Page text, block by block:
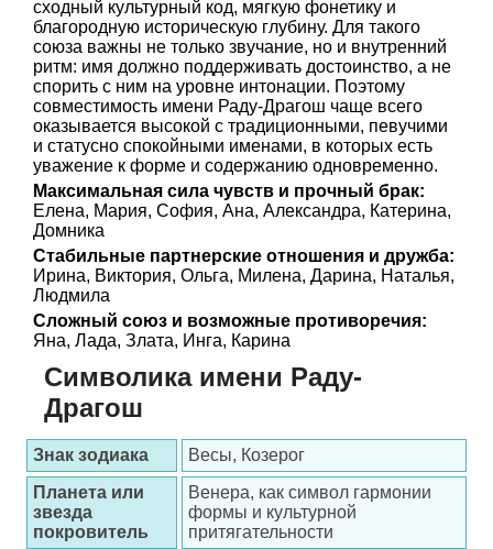
сходный культурный код, мягкую фонетику и
благородную историческую глубину. Для такого
союза важны не только звучание, но и внутренний
ритм: имя должно поддерживать достоинство, а не
спорить с ним на уровне интонации. Поэтому
совместимость имени Раду-Драгош чаще всего
оказывается высокой с традиционными, певучими
и статусно спокойными именами, в которых есть
уважение к форме и содержанию одновременно.
Максимальная сила чувств и прочный брак:
Елена, Мария, София, Ана, Александра, Катерина,
Домника
Стабильные партнерские отношения и дружба:
Ирина, Виктория, Ольга, Милена, Дарина, Наталья,
Людмила
Сложный союз и возможные противоречия:
Яна, Лада, Злата, Инга, Карина
Символика имени Раду-
Драгош
Знак зодиака
Весы, Козерог
Планета или
звезда
покровитель
Венера, как символ гармонии
формы и культурной
притягательности